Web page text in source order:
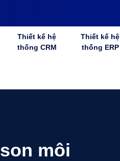
Thiết kế hệ
thống CRM
Thiết kế hệ
thống ERP
son môi